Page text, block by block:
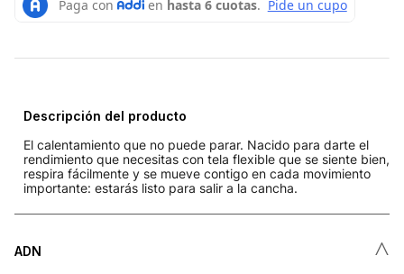
Descripción del producto
El calentamiento que no puede parar. Nacido para darte el
rendimiento que necesitas con tela flexible que se siente bien,
respira fácilmente y se mueve contigo en cada movimiento
importante: estarás listo para salir a la cancha.
ADN ˄